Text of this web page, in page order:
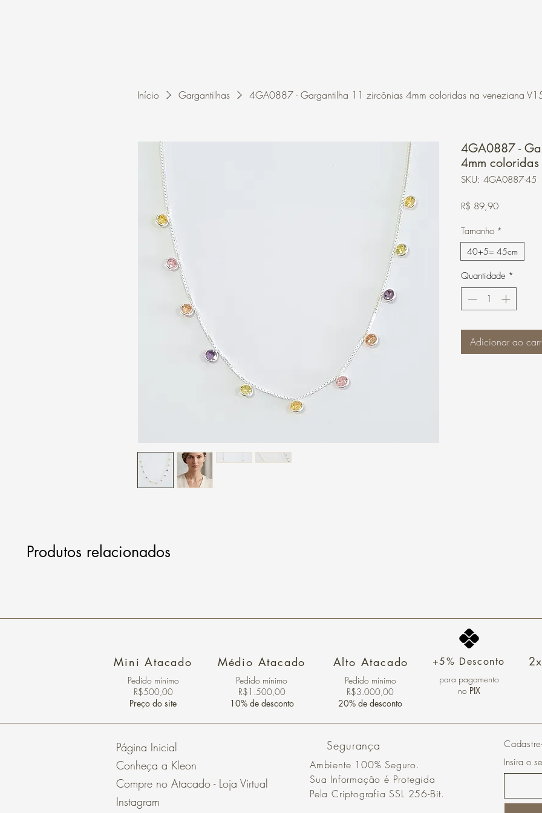
Início Gargantilhas 4GA0887 - Gargantilha 11 zircônias 4mm coloridas na veneziana
4GA0887 -
4mm
SKU: 4GA0887-45
R$ 89,90Preço
Tamanho *
40+5= 45cm
Quantidade *
Adicionar ao
Produtos relacionados
Mini Atacado
Pedido ​mínimo
R$500,00
Preço do site
Médio Atacado
Pedido mínimo
R$1.500,00
10% de desconto
Alto Atacado
Pedido mínimo
R$3.000,00
20% de desconto
+5% Desconto
para pagamento
no PIX
Página Inicial
Conheça a Kleon
Compre no Atacado - Loja Virtual
Instagram
Segurança
Ambiente 100% Seguro.
Sua Informação é Protegida
Pela Criptografia SSL 256-Bit.
Insira o